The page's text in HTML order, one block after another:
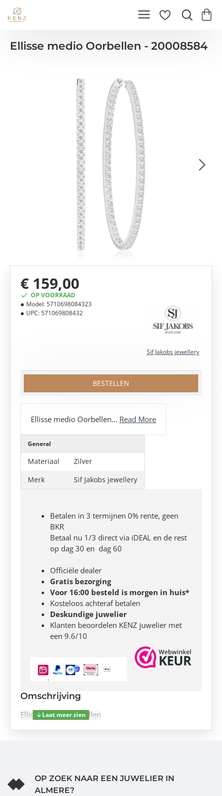
Ellisse medio Oorbellen - 20008584
OP VOORRAAD
Model:5710698084323
UPC:571069808432
Sif Jakobs jewellery
€ 159,00
BESTELLEN
Ellisse medio Oorbellen... Read More
General
Materiaal
Zilver
Merk
Sif Jakobs jewellery
Betalen in 3 termijnen 0% rente, geen
BKR
Betaal nu 1/3 direct via iDEAL en de rest
op dag 30 en dag 60
Officiële dealer
Gratis bezorging
Voor 16:00 besteld is morgen in huis*
Kosteloos achteraf betalen
Deskundige juwelier
Klanten beoordelen KENZ juwelier met
een 9.6/10
Omschrijving
Ellisse medio Oorbellen
OP ZOEK NAAR EEN JUWELIER IN
ALMERE?